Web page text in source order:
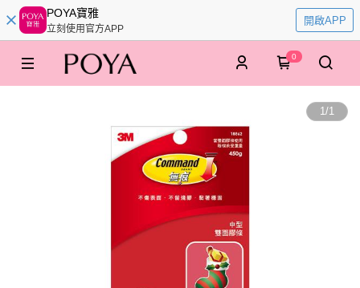
POYA寶雅
立刻使用官方APP
開啟APP
0
1/1